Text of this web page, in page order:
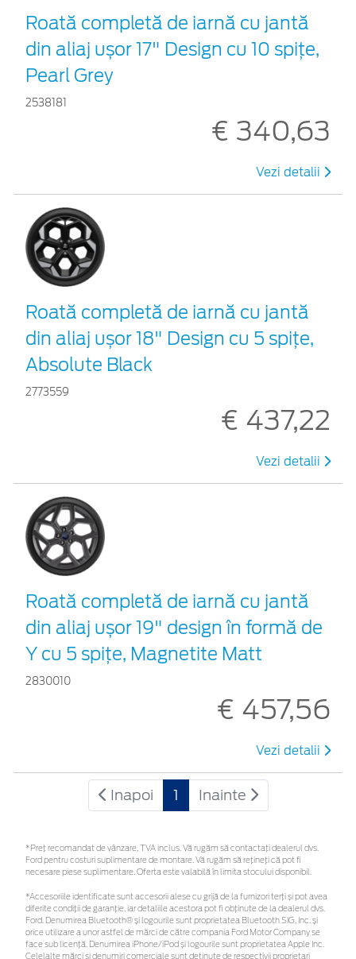
Roată completă de iarnă cu jantă
din aliaj ușor 17" Design cu 10 spițe,
Pearl Grey
2538181
€ 340,63
Vezi detalii
Roată completă de iarnă cu jantă
din aliaj ușor 18" Design cu 5 spițe,
Absolute Black
2773559
€ 437,22
Vezi detalii
Roată completă de iarnă cu jantă
din aliaj ușor 19" design în formă de
Y cu 5 spiţe, Magnetite Matt
2830010
€ 457,56
Vezi detalii
Inapoi 1 Inainte
*Preţ recomandat de vânzare, TVA inclus. Vă rugăm să contactaţi dealerul dvs.
Ford pentru costuri suplimentare de montare. Vă rugăm să rețineți că pot fi
necesare piese suplimentare. Oferta este valabilă în limita stocului disponibil.
*Accesoriile identificate sunt accesorii alese cu grijă de la furnizori terți și pot avea
diferite condiții de garanție, iar detaliile acestora pot fi obținute de la dealerul dvs.
Ford. Denumirea Bluetooth® și logourile sunt proprietatea Bluetooth SIG, Inc. și
orice utilizare a unor astfel de mărci de către compania Ford Motor Company se
face sub licență. Denumirea iPhone/iPod și logourile sunt proprietatea Apple Inc.
Celelalte mărci și denumiri comerciale sunt deținute de respectivii proprietari